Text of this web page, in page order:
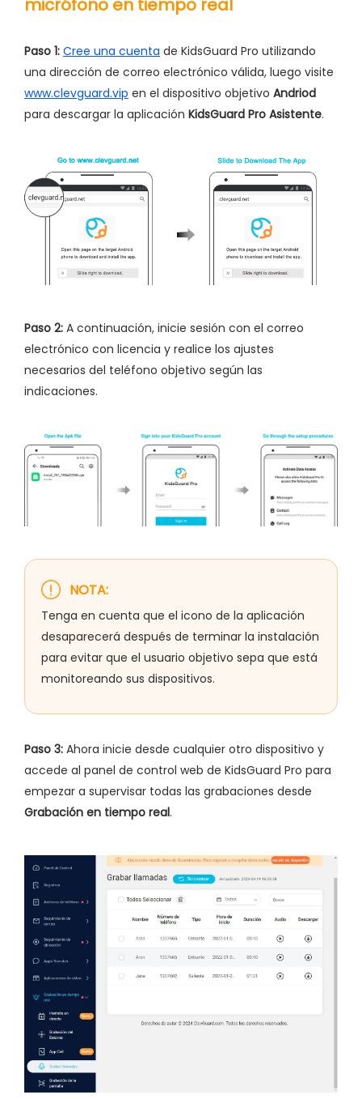
Paso 1: Cree una cuenta de KidsGuard Pro utilizando
una dirección de correo electrónico válida, luego visite
www.clevguard.vip en el dispositivo objetivo Andriod
para descargar la aplicación KidsGuard Pro Asistente.
Paso 2: A continuación, inicie sesión con el correo
electrónico con licencia y realice los ajustes
necesarios del teléfono objetivo según las
indicaciones.
NOTA:
Tenga en cuenta que el icono de la aplicación
desaparecerá después de terminar la instalación
para evitar que el usuario objetivo sepa que está
monitoreando sus dispositivos.
Paso 3: Ahora inicie desde cualquier otro dispositivo y
accede al panel de control web de KidsGuard Pro para
empezar a supervisar todas las grabaciones desde
Grabación en tiempo real.